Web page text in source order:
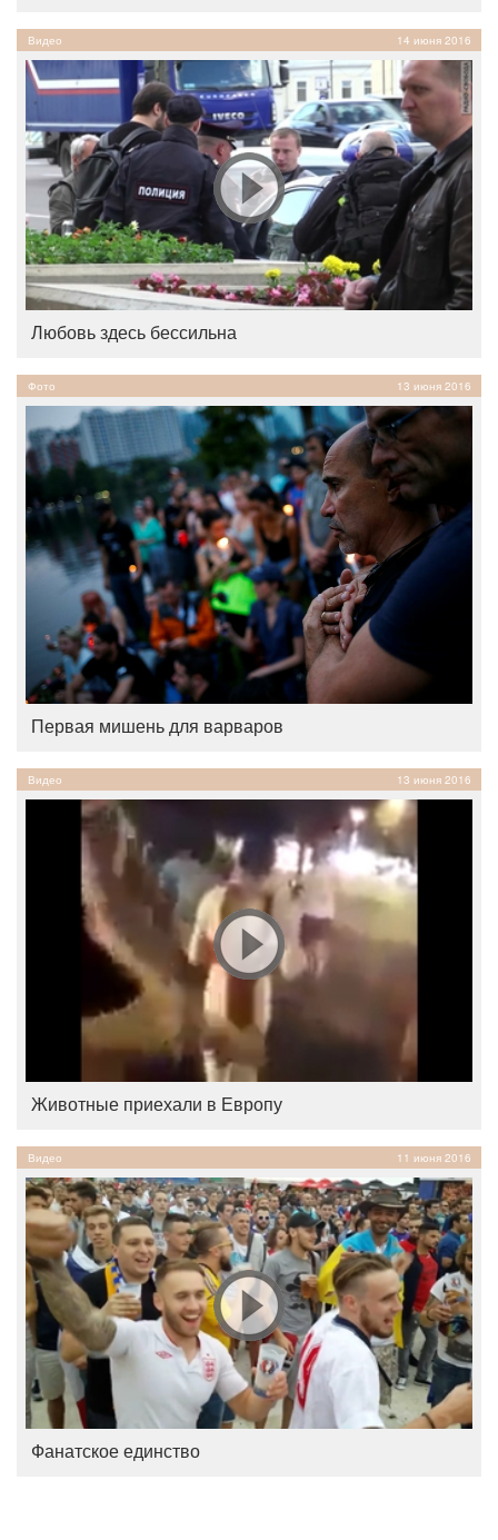
Видео 14 июня 2016
Любовь здесь бессильна
Фото 13 июня 2016
Первая мишень для варваров
Видео 13 июня 2016
Животные приехали в Европу
Видео 11 июня 2016
Фанатское единство